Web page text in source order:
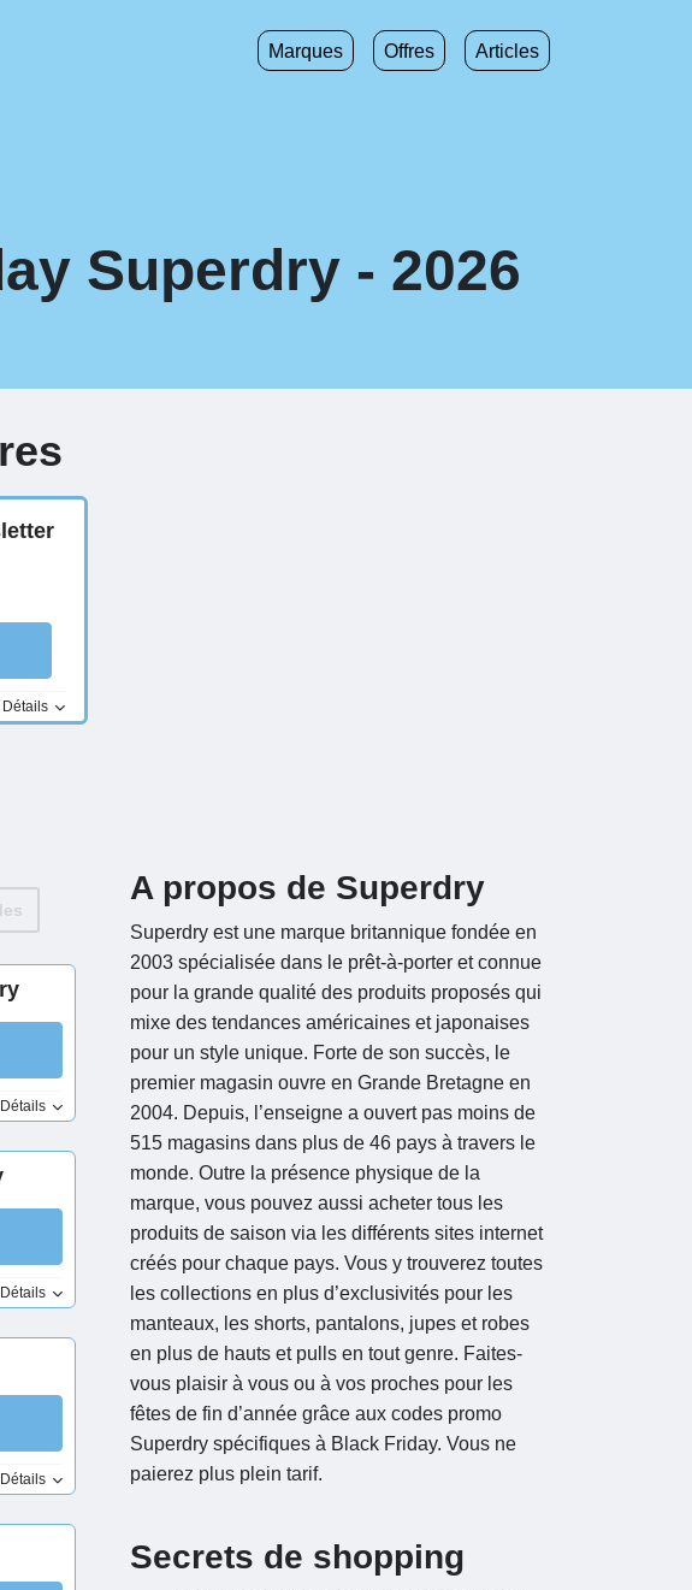
Marques Offres Articles
Superdry - 2026
Détails
Détails
Détails
Détails
A propos de Superdry
Superdry est une marque britannique fondée en
2003 spécialisée dans le prêt-à-porter et connue
pour la grande qualité des produits proposés qui
mixe des tendances américaines et japonaises
pour un style unique. Forte de son succès, le
premier magasin ouvre en Grande Bretagne en
2004. Depuis, l’enseigne a ouvert pas moins de
515 magasins dans plus de 46 pays à travers le
monde. Outre la présence physique de la
marque, vous pouvez aussi acheter tous les
produits de saison via les différents sites internet
créés pour chaque pays. Vous y trouverez toutes
les collections en plus d’exclusivités pour les
manteaux, les shorts, pantalons, jupes et robes
en plus de hauts et pulls en tout genre. Faites-
vous plaisir à vous ou à vos proches pour les
fêtes de fin d’année grâce aux codes promo
Superdry spécifiques à Black Friday. Vous ne
paierez plus plein tarif.
Secrets de shopping